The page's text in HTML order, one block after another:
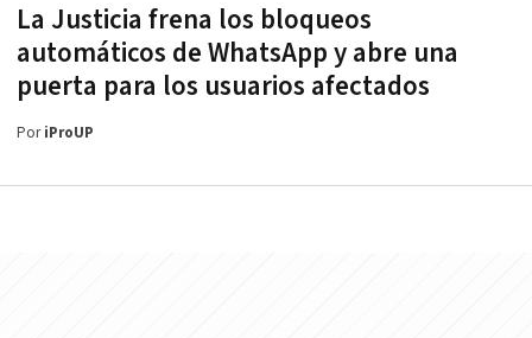
La Justicia frena los bloqueos
automáticos de WhatsApp y abre una
puerta para los usuarios afectados
PoriProUP